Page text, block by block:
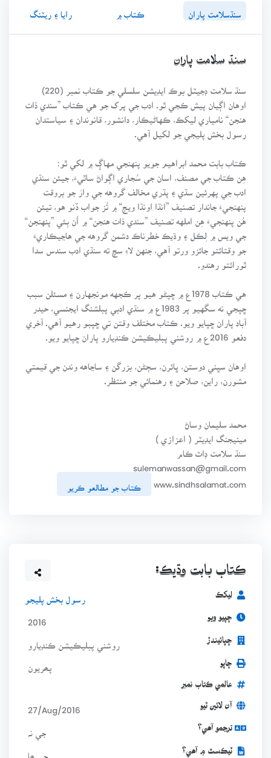
سنڌسلامت پاران ڪتاب ۾ رايا ۽ ريٽنگ
سنڌ سلامت پاران
سنڌ سلامت ڊجيٽل بوڪ ايڊيشن سلسلي جو ڪتاب نمبر (220)
اوهان اڳيان پيش ڪجي ٿو. ادب جي پرک جو هي ڪتاب ”سندي ذات
هنجن“ نامياري ليکڪ، ڪهاڻيڪار، دانشور، قانوندان ۽ سياستدان
رسول بخش پليجي جو لکيل آهي.
ڪتاب بابت محمد ابراهيم جويو پنهنجي مهاڳ ۾ لکي ٿو:
هِن ڪتاب جي مصنف، اسان جي سُجاري اڳواڻ ساٿيءَ، جيئن سنڌي
ادب جي پهرئين سڌي ۽ پڌري مخالف گروهه جي وارَ جو بروقت
پنهنجيءَ جاندار تصنيف ”انڌا اونڌا ويڄ“ ۾ تُز جواب ڏنو هو، تيئن
هُن پنهنجيءَ هِن املهه تصنيف ”سندي ذات هنجن“ ۾ اُن ٻئي ”پنهنجن“
جي ويس ۾ لِڪل ۽ وڌيڪ خطرناڪ دشمن گروهه جي هاڃيڪاريءَ
جو وقتائتو جائزو ورتو آهي، جنهن لاءِ سچ ته سنڌي ادب سندس سدا
ٿورائتو رهندو.
هي ڪتاب 1978ع ۾ ڇپڻو هيو پر ڪجهه مونجهارن ۽ مسئلن سبب
ڇپجي نه سگهيو پر 1983ع ۾ سنڌي ادبي پبلشنگ ايجنسي، حيدر
آباد پاران ڇپايو ويو. ڪتاب مختلف وقتن تي ڇپبو رهيو آهي. آخري
اوهان سڀني دوستن، ڀائرن، سڄڻن، بزرگن ۽ ساڃاهه وندن جي قيمتي
مشورن، راين، صلاحن ۽ رهنمائي جو منتظر.
محمد سليمان وساڻ
مينيجنگ ايڊيٽر ( اعزازي )
سنڌ سلامت ڊاٽ ڪام
sulemanwassan@gmail.com
www.sindhsalamat.com
ڪتاب جو مطالعو ڪريو
ڪتاب بابت وڌيڪ:
ليکڪ رسول بخش پليجو
ڇپيو ويو 2016
ڇپائيندڙ روشني پبليڪيشن ڪنڊيارو
ڇاپو
عالمي ڪتاب نمبر
آن لائين ٿيو 27/Aug/2016
ترجمو آھي؟
ٽيڪسٽ ۾ آھي؟ جي ھا